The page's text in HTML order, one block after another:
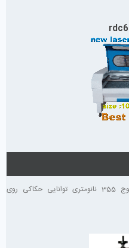
این لیزر با طول موج 355 نانومتری توانایی حکاکی روی